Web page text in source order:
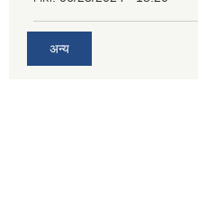
अन्य